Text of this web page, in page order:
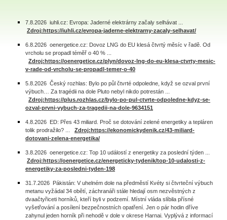
7.8.2026 iuhli.cz: Evropa: Jaderné elektrárny začaly selhávat ...
Zdroj:https://iuhli.cz/evropa-jaderne-elektrarny-zacaly-selhavat/
6.8.2026 oenergetice.cz: Dovoz LNG do EU klesá čtvrtý měsíc v řadě. Od
vrcholu se propadl téměř o 40 % ...
Zdroj:https://oenergetice.cz/plyn/dovoz-lng-do-eu-klesa-ctvrty-mesic-
v-rade-od-vrcholu-se-propadl-temer-o-40
5.8.2026 Český rozhlas: Bylo po půl čtvrté odpoledne, když se ozval první
výbuch… Za tragédii na dole Pluto nebyl nikdo potrestán ...
Zdroj:https://plus.rozhlas.cz/bylo-po-pul-ctvrte-odpoledne-kdyz-se-
ozval-prvni-vybuch-za-tragedii-na-dole-9634151
4.8.2026 ED: Přes 43 miliard. Proč se dotování zelené energetiky a tepláren
tolik prodražilo? ... Zdroj:https://ekonomickydenik.cz/43-miliard-
dotovani-zelena-energetika/
3.8.2026 oenergetice.cz: Top 10 událostí z energetiky za poslední týden ...
Zdroj:https://oenergetice.cz/energeticky-tydenik/top-10-udalosti-z-
energetiky-za-posledni-tyden-198
31.7.2026 Pákistán: V uhelném dole na předměstí Kvéty si čtvrteční výbuch
metanu vyžádal 34 obětí, záchranáři stále hledají osm nezvěstných z
dvaačtyřiceti horníků, kteří byli v podzemí. Místní vláda slíbila přísné
vyšetřování a posílení bezpečnostních opatření. Jen o pár hodin dříve
zahynul jeden horník při nehodě v dole v okrese Harnai. Vyplývá z informací